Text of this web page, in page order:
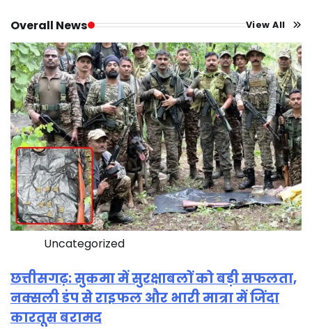
Overall News View All
Uncategorized
छत्तीसगढ़: सुकमा में सुरक्षाबलों को बड़ी सफलता,
नक्सली डंप से राइफल और भारी मात्रा में जिंदा
कारतूस बरामद